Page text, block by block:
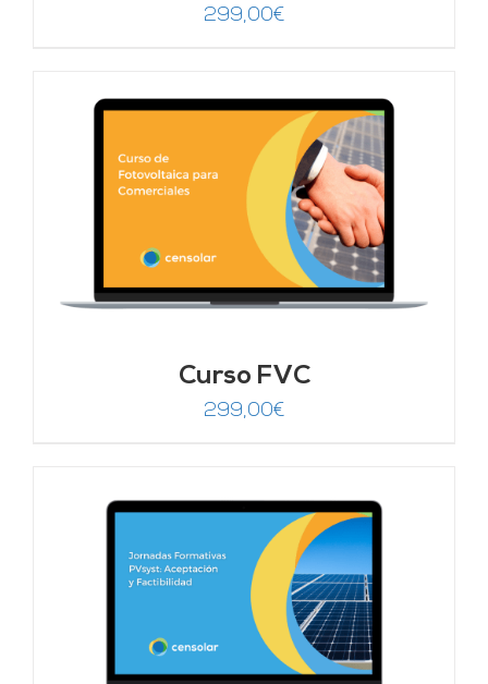
299,00€
Curso FVC
299,00€